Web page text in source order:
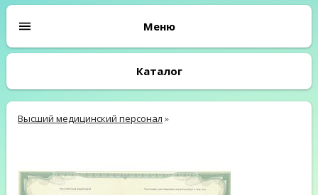
Каталог
Высший медицинский персонал »